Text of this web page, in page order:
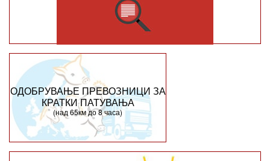
ОДОБРУВАЊЕ ПРЕВОЗНИЦИ ЗА
КРАТКИ ПАТУВАЊА
(над 65км до 8 часа)